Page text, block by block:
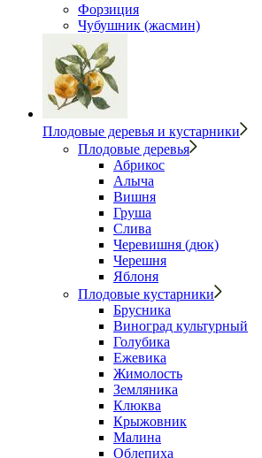
Форзиция
Чубушник (жасмин)
Плодовые деревья и кустарники
Плодовые деревья
Абрикос
Алыча
Вишня
Груша
Слива
Черевишня (дюк)
Черешня
Яблоня
Плодовые кустарники
Брусника
Виноград культурный
Голубика
Ежевика
Жимолость
Земляника
Клюква
Крыжовник
Малина
Облепиха